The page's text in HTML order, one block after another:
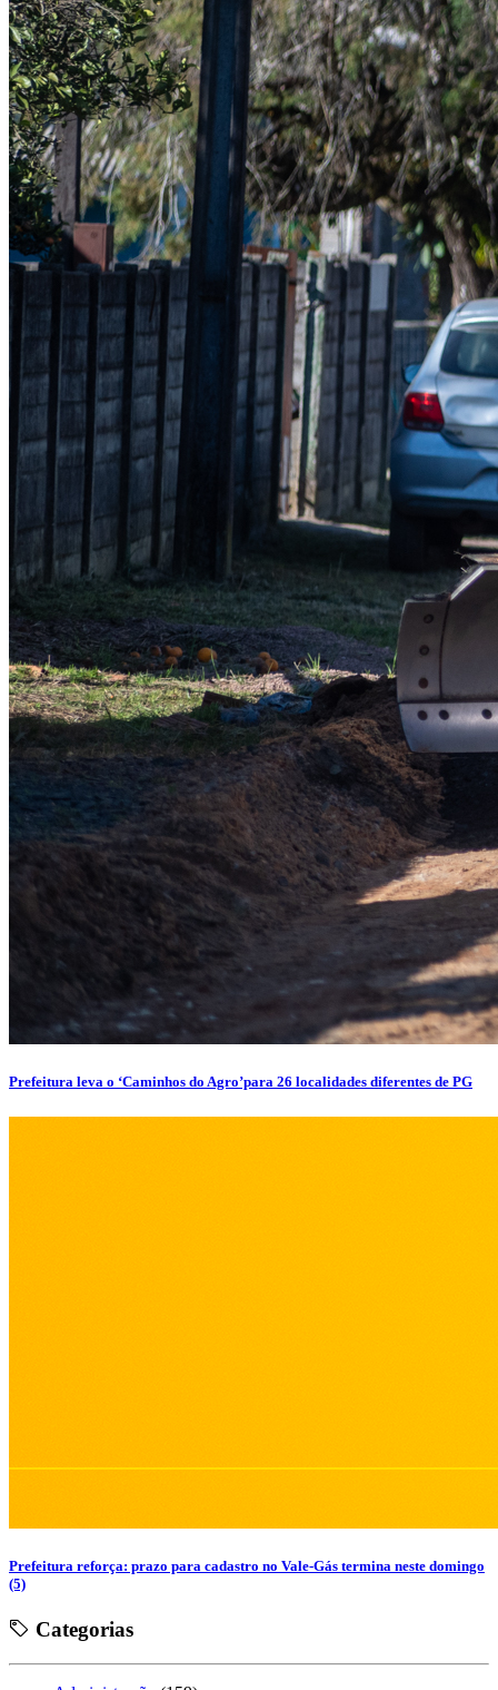
Prefeitura leva o ‘Caminhos do Agro’para 26 localidades diferentes de PG
Prefeitura reforça: prazo para cadastro no Vale-Gás termina neste domingo
(5)
Categorias